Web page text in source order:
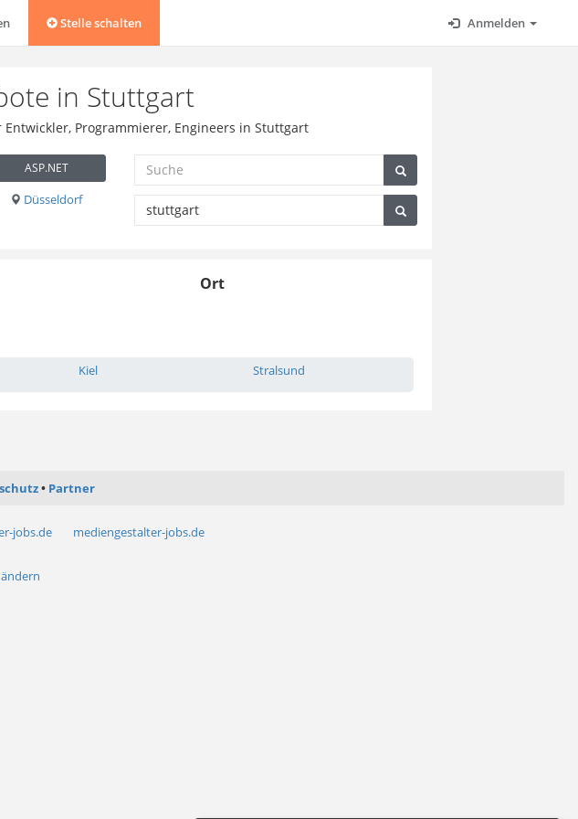
Stelle schalten Anmelden
in Stuttgart
Programmierer, Engineers in Stuttgart
ASP.NET
Düsseldorf
Ort
Kiel Stralsund
Partner
jobs.de mediengestalter-jobs.de